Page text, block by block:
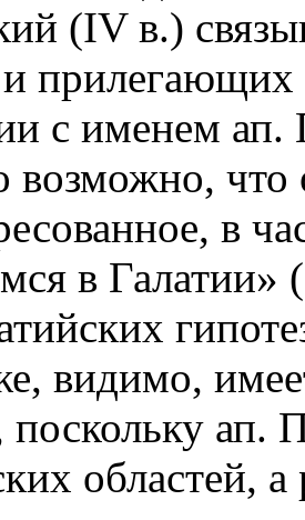
(IV в.)
и
с именем ап.
возможно, что
в
в
видимо,
ап.
областей,